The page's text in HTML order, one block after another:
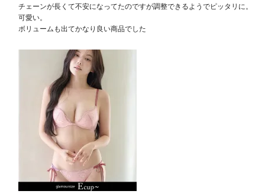
チェーンが長くて不安になってたのですが調整できるようでピッタリに。
可愛い。
ボリュームも出てかなり良い商品でした